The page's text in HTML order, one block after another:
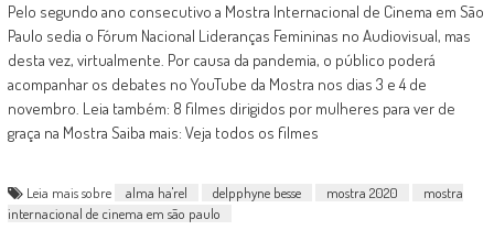
Pelo segundo ano consecutivo a Mostra Internacional de Cinema em São
Paulo sedia o Fórum Nacional Lideranças Femininas no Audiovisual, mas
desta vez, virtualmente. Por causa da pandemia, o público poderá
acompanhar os debates no YouTube da Mostra nos dias 3 e 4 de
novembro. Leia também: 8 filmes dirigidos por mulheres para ver de
graça na Mostra Saiba mais: Veja todos os filmes
Leia mais sobre alma ha'rel delpphyne besse mostra 2020
mostra
internacional de cinema em são paulo